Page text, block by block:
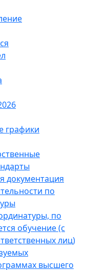
графики
документация
по
по
обучение (с
лиц)
высшего